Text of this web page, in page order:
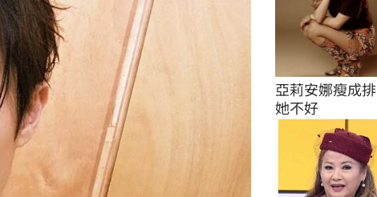
亞莉安娜瘦成
她不好